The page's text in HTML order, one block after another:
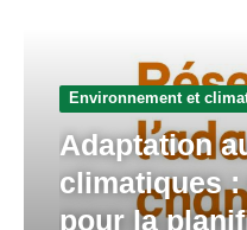
Environnement et
Adaptation
climatiques
pour la